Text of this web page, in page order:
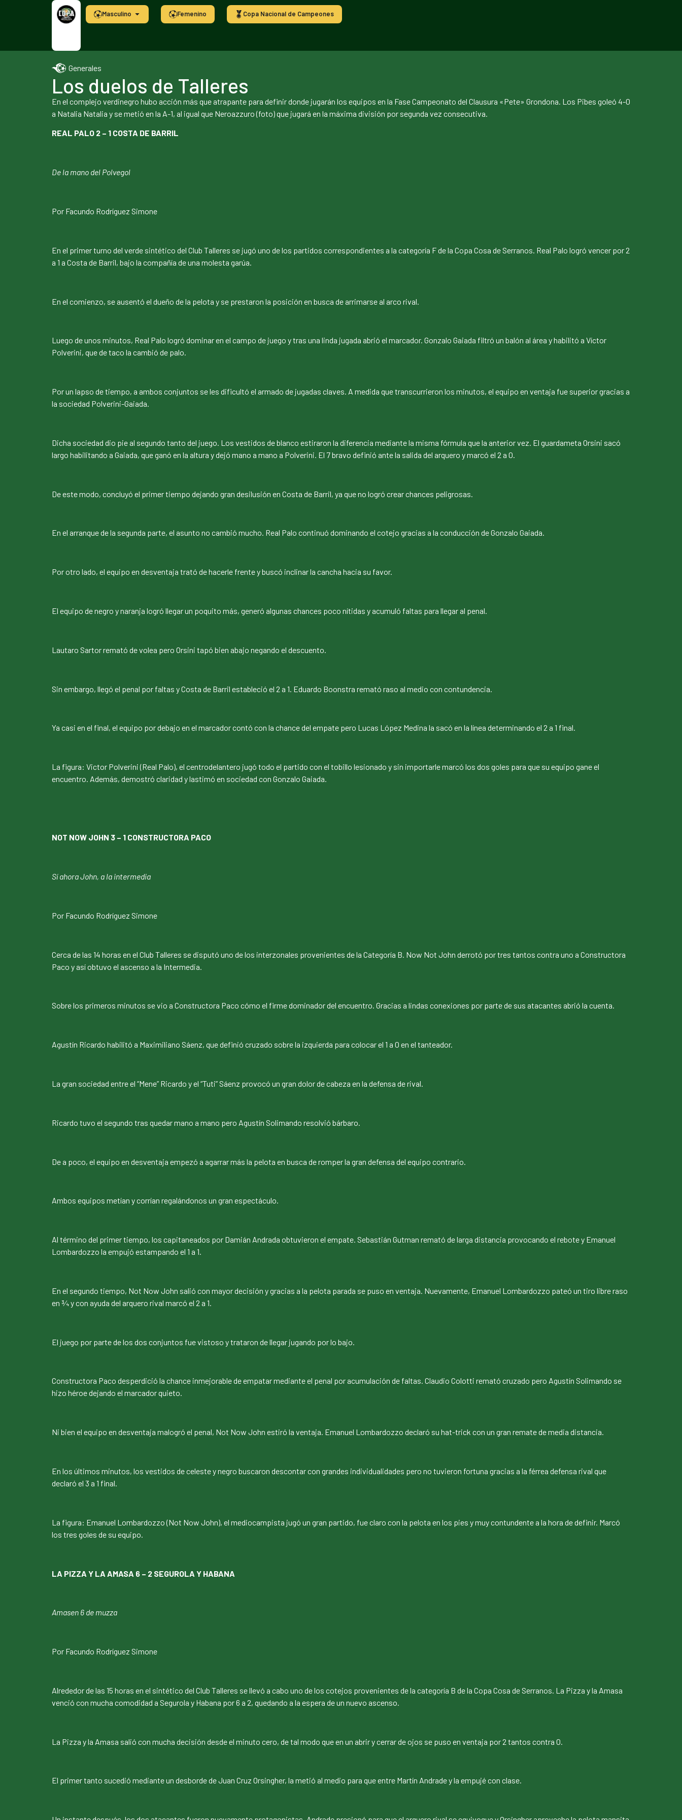
Masculino Femenino Copa Nacional de Campeones
Generales
Los duelos de Talleres
En el complejo verdinegro hubo acción más que atrapante para definir donde jugarán los equipos en la Fase Campeonato del Clausura «Pete» Grondona. Los Pibes goleó 4-0
a Natalia Natalia y se metió en la A-1, al igual que Neroazzuro (foto) que jugará en la máxima división por segunda vez consecutiva.
REAL PALO 2 – 1 COSTA DE BARRIL
De la mano del Polvegol
Por Facundo Rodríguez Simone
En el primer turno del verde sintético del Club Talleres se jugó uno de los partidos correspondientes a la categoría F de la Copa Cosa de Serranos. Real Palo logró vencer por 2
a 1 a Costa de Barril, bajo la compañía de una molesta garúa.
En el comienzo, se ausentó el dueño de la pelota y se prestaron la posición en busca de arrimarse al arco rival.
Luego de unos minutos, Real Palo logró dominar en el campo de juego y tras una linda jugada abrió el marcador. Gonzalo Gaiada filtró un balón al área y habilitó a Víctor
Polverini, que de taco la cambió de palo.
Por un lapso de tiempo, a ambos conjuntos se les dificultó el armado de jugadas claves. A medida que transcurrieron los minutos, el equipo en ventaja fue superior gracias a
la sociedad Polverini-Gaiada.
Dicha sociedad dio pie al segundo tanto del juego. Los vestidos de blanco estiraron la diferencia mediante la misma fórmula que la anterior vez. El guardameta Orsini sacó
largo habilitando a Gaiada, que ganó en la altura y dejó mano a mano a Polverini. El 7 bravo definió ante la salida del arquero y marcó el 2 a 0.
De este modo, concluyó el primer tiempo dejando gran desilusión en Costa de Barril, ya que no logró crear chances peligrosas.
En el arranque de la segunda parte, el asunto no cambió mucho. Real Palo continuó dominando el cotejo gracias a la conducción de Gonzalo Gaiada.
Por otro lado, el equipo en desventaja trató de hacerle frente y buscó inclinar la cancha hacia su favor.
El equipo de negro y naranja logró llegar un poquito más, generó algunas chances poco nítidas y acumuló faltas para llegar al penal.
Lautaro Sartor remató de volea pero Orsini tapó bien abajo negando el descuento.
Sin embargo, llegó el penal por faltas y Costa de Barril estableció el 2 a 1. Eduardo Boonstra remató raso al medio con contundencia.
Ya casi en el final, el equipo por debajo en el marcador contó con la chance del empate pero Lucas López Medina la sacó en la línea determinando el 2 a 1 final.
La figura: Victor Polverini (Real Palo), el centrodelantero jugó todo el partido con el tobillo lesionado y sin importarle marcó los dos goles para que su equipo gane el
encuentro. Además, demostró claridad y lastimó en sociedad con Gonzalo Gaiada.
NOT NOW JOHN 3 – 1 CONSTRUCTORA PACO
Sí ahora John, a la intermedia
Por Facundo Rodríguez Simone
Cerca de las 14 horas en el Club Talleres se disputó uno de los interzonales provenientes de la Categoría B. Now Not John derrotó por tres tantos contra uno a Constructora
Paco y así obtuvo el ascenso a la Intermedia.
Sobre los primeros minutos se vio a Constructora Paco cómo el firme dominador del encuentro. Gracias a lindas conexiones por parte de sus atacantes abrió la cuenta.
Agustín Ricardo habilitó a Maximiliano Sáenz, que definió cruzado sobre la izquierda para colocar el 1 a 0 en el tanteador.
La gran sociedad entre el “Mene” Ricardo y el “Tuti” Sáenz provocó un gran dolor de cabeza en la defensa de rival.
Ricardo tuvo el segundo tras quedar mano a mano pero Agustín Solimando resolvió bárbaro.
De a poco, el equipo en desventaja empezó a agarrar más la pelota en busca de romper la gran defensa del equipo contrario.
Ambos equipos metían y corrían regalándonos un gran espectáculo.
Al término del primer tiempo, los capitaneados por Damián Andrada obtuvieron el empate. Sebastián Gutman remató de larga distancia provocando el rebote y Emanuel
Lombardozzo la empujó estampando el 1 a 1.
En el segundo tiempo, Not Now John salió con mayor decisión y gracias a la pelota parada se puso en ventaja. Nuevamente, Emanuel Lombardozzo pateó un tiro libre raso
en ¾ y con ayuda del arquero rival marcó el 2 a 1.
El juego por parte de los dos conjuntos fue vistoso y trataron de llegar jugando por lo bajo.
Constructora Paco desperdició la chance inmejorable de empatar mediante el penal por acumulación de faltas. Claudio Colotti remató cruzado pero Agustín Solimando se
hizo héroe dejando el marcador quieto.
Ni bien el equipo en desventaja malogró el penal, Not Now John estiró la ventaja. Emanuel Lombardozzo declaró su hat-trick con un gran remate de media distancia.
En los últimos minutos, los vestidos de celeste y negro buscaron descontar con grandes individualidades pero no tuvieron fortuna gracias a la férrea defensa rival que
declaró el 3 a 1 final.
La figura: Emanuel Lombardozzo (Not Now John), el mediocampista jugó un gran partido, fue claro con la pelota en los pies y muy contundente a la hora de definir. Marcó
los tres goles de su equipo.
LA PIZZA Y LA AMASA 6 – 2 SEGUROLA Y HABANA
Amasen 6 de muzza
Por Facundo Rodríguez Simone
Alrededor de las 15 horas en el sintético del Club Talleres se llevó a cabo uno de los cotejos provenientes de la categoría B de la Copa Cosa de Serranos. La Pizza y la Amasa
venció con mucha comodidad a Segurola y Habana por 6 a 2, quedando a la espera de un nuevo ascenso.
La Pizza y la Amasa salió con mucha decisión desde el minuto cero, de tal modo que en un abrir y cerrar de ojos se puso en ventaja por 2 tantos contra 0.
El primer tanto sucedió mediante un desborde de Juan Cruz Orsingher, la metió al medio para que entre Martín Andrade y la empujé con clase.